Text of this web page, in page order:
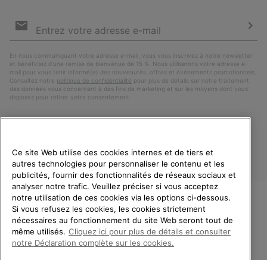
par
En nous communiquant votre adresse e-mail, vous vous inscrivez à notre newsletter
et bénéficiez d’une remise de bienvenue de 15 %. Nous utiliserons votre adresse e-
mail pour vous tenir informé(e) des nouveautés, offres et événements promotionnels.
Consultez notre politique de confidentialité pour plus de détails sur notre traitement
des données vous concernant à des fins de marketing et sur les moyens dont vous
disposez pour retirer votre consentement.
France
©2026 SOREL. Tous droits réservés.
BIENVENUE CHEZ SOREL.
VEUILLEZ SÉLECTIONNER
VOTRE PAYS DE LIVRAISON.
Ce site Web utilise des cookies internes et de tiers et
autres technologies pour personnaliser le contenu et les
publicités, fournir des fonctionnalités de réseaux sociaux et
analyser notre trafic. Veuillez préciser si vous acceptez
notre utilisation de ces cookies via les options ci-dessous.
Si vous refusez les cookies, les cookies strictement
nécessaires au fonctionnement du site Web seront tout de
même utilisés. Cliquez ici pour plus de détails et consulter
notre Déclaration complète sur les cookies.